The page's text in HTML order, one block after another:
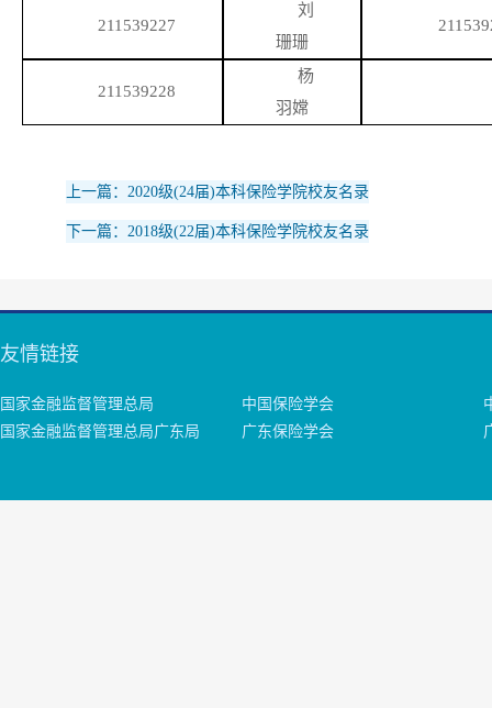
211539227
刘
珊珊
211539228
杨
羽嫦
上一篇：2020级(24届)本科保险学院校友名录
下一篇：2018级(22届)本科保险学院校友名录
友情链接
国家金融监督管理总局 中国保险学会
国家金融监督管理总局广东局
广东保险学会